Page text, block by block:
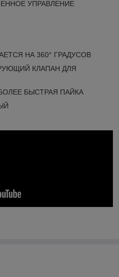
УПРАВЛЕНИЕ
НА 360° ГРАДУСОВ
КЛАПАН ДЛЯ
БЫСТРАЯ ПАЙКА